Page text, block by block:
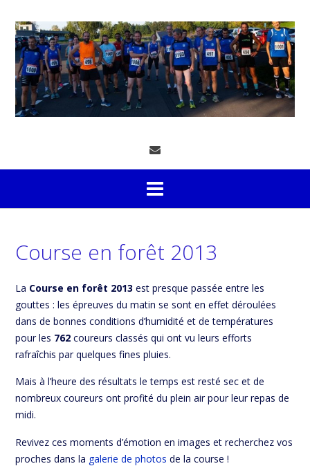
content
Course en forêt 2013
La Course en forêt 2013 est presque passée entre les
gouttes : les épreuves du matin se sont en effet déroulées
dans de bonnes conditions d’humidité et de températures
pour les 762 coureurs classés qui ont vu leurs efforts
rafraîchis par quelques fines pluies.
Mais à l’heure des résultats le temps est resté sec et de
nombreux coureurs ont profité du plein air pour leur repas de
midi.
Revivez ces moments d’émotion en images et recherchez vos
proches dans la galerie de photos de la course !